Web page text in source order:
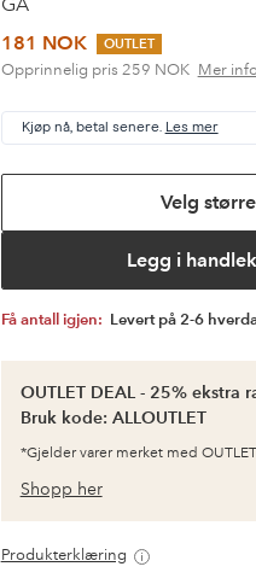
181 NOK
OUTLET
Opprinnelig pris 259 NOK Mer
Kjøp nå, betal senere. Les mer
Velg
Legg i
Få antall igjen: Levert på 2-6
OUTLET DEAL - 25% ekstra
Bruk kode: ALLOUTLET
*Gjelder varer merket med
Shopp her
Produkterklæring